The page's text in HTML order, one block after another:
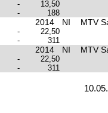
-
13,50
- 188
2014 NI MTV
-
22,50
- 311
2014 NI MTV
-
22,50
- 311